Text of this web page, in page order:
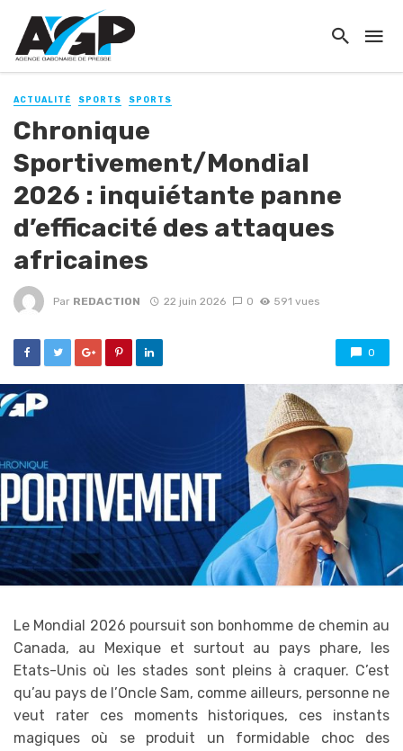
ACTUALITÉ SPORTS SPORTS
Chronique
Sportivement/Mondial
2026 : inquiétante panne
d’efficacité des attaques
africaines
Par REDACTION 22 juin 2026 0 591 vues
0
Le Mondial 2026 poursuit son bonhomme de chemin au
Canada, au Mexique et surtout au pays phare, les
Etats-Unis où les stades sont pleins à craquer. C’est
qu’au pays de l’Oncle Sam, comme ailleurs, personne ne
veut rater ces moments historiques, ces instants
magiques où se produit un formidable choc des